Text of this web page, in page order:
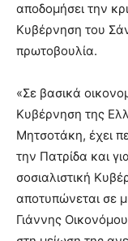
αποδομήσει την
Κυβέρνηση του
πρωτοβουλία.
«Σε βασικά
Κυβέρνηση της
Μητσοτάκη, έχει
την Πατρίδα και
σοσιαλιστική
αποτυπώνεται σε
Γιάννης